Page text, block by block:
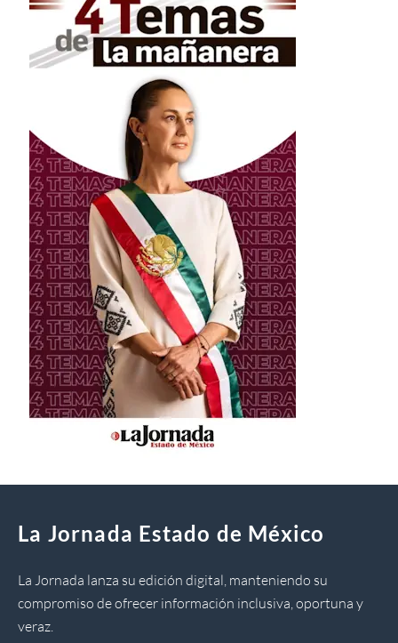
La Jornada Estado de México
La Jornada lanza su edición digital, manteniendo su
compromiso de ofrecer información inclusiva, oportuna y
veraz.